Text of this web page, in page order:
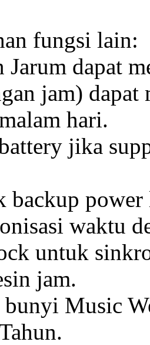
fungsi lain:
Jarum dapat
jam) dapat
hari.
jika
backup
waktu
untuk
jam.
bunyi Music